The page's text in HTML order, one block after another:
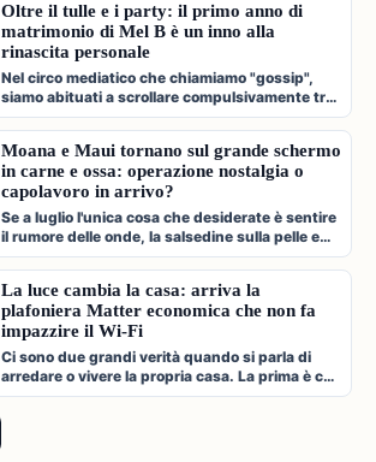
Oltre il tulle e i party: il primo anno di
matrimonio di Mel B è un inno alla
rinascita personale
Nel circo mediatico che chiamiamo "gossip",
siamo abituati a scrollare compulsivamente tra
paparazzate fugaci, divorzi a…
Moana e Maui tornano sul grande schermo
in carne e ossa: operazione nostalgia o
capolavoro in arrivo?
Se a luglio l'unica cosa che desiderate è sentire
il rumore delle onde, la salsedine sulla pelle e
cantare a squarciagol…
La luce cambia la casa: arriva la
plafoniera Matter economica che non fa
impazzire il Wi-Fi
Ci sono due grandi verità quando si parla di
arredare o vivere la propria casa. La prima è che
l'illuminazione è l'archi…